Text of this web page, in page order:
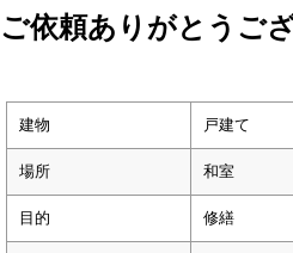
ご依頼ありがとうご
建物 戸建て
場所 和室
目的 修繕